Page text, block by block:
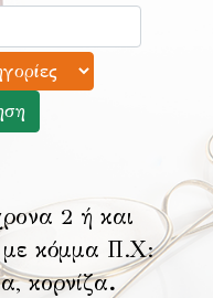
2 ή και
με κόμμα Π.Χ:
κορνίζα.